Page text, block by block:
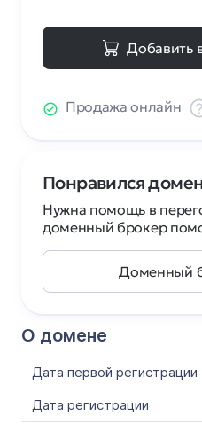
О домене
Дата первой регистрации
Дата регистрации
Добавить
Продажа онлайн
Понравился
Нужна помощь в
доменный брокер
Доменный